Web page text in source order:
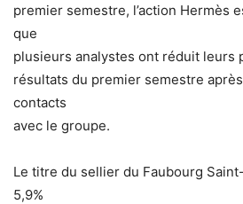
premier semestre, l’action Hermès
que
plusieurs analystes ont réduit leurs
résultats du premier semestre
contacts
avec le groupe.
Le titre du sellier du Faubourg
5,9%